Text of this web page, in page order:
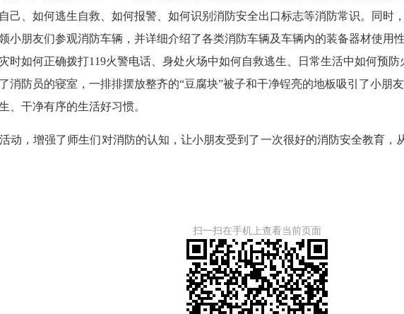
己、如何逃生自救、如何报警、如何识别消防安全出口标志等消防常识。同时
小朋友们参观消防车辆，并详细介绍了各类消防车辆及车辆内的装备器材使用
时如何正确拨打119火警电话、身处火场中如何自救逃生、日常生活中如何预
消防员的寝室，一排排摆放整齐的“豆腐块”被子和干净锃亮的地板吸引了小朋
、干净有序的生活好习惯。
，增强了师生们对消防的认知，让小朋友受到了一次很好的消防安全教育，
扫一扫在手机上查看当前页面